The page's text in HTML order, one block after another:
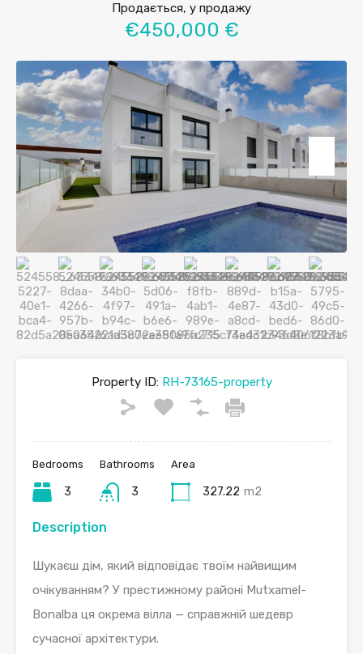
Продається, у продажу
€450,000 €
Property ID:RH-73165-property
Bedrooms
3
Bathrooms
3
Area
327.22 m2
Description
Шукаєш дім, який відповідає твоїм найвищим
очікуванням? У престижному районі Mutxamel-
Bonalba ця окрема вілла — справжній шедевр
сучасної архітектури.